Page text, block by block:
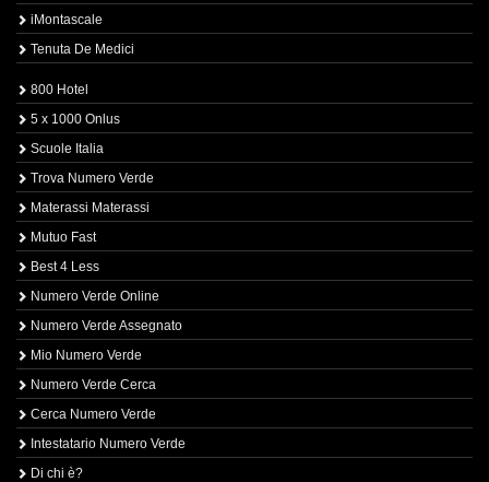
iMontascale
Tenuta De Medici
800 Hotel
5 x 1000 Onlus
Scuole Italia
Trova Numero Verde
Materassi Materassi
Mutuo Fast
Best 4 Less
Numero Verde Online
Numero Verde Assegnato
Mio Numero Verde
Numero Verde Cerca
Cerca Numero Verde
Intestatario Numero Verde
Di chi è?